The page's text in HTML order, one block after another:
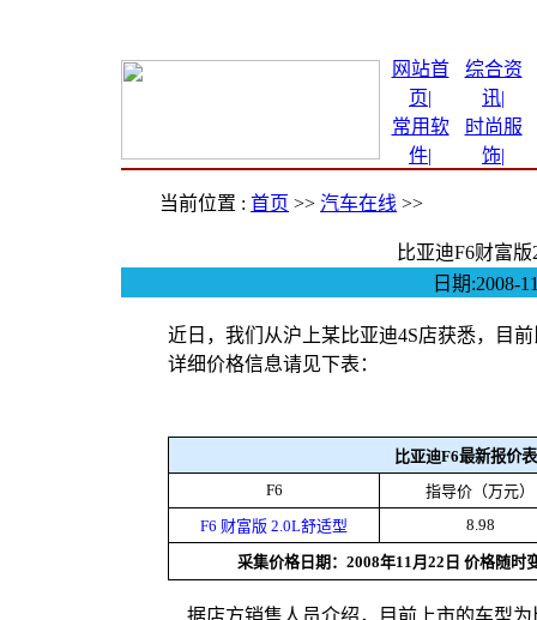
网站首
页|
综合资
讯|
常用软
件|
时尚服
饰|
当前位置 : 首页 >> 汽车在线 >>
比亚迪F6财富
日期
近日，我们从沪上某比亚迪4S店获悉，目
详细价格信息请见下表：
比亚迪F6最新报价表
F6
指导价（万元）
F6 财富版 2.0L舒适型
8.98
采集价格日期：2008年11月22日 价格随时
据店方销售人员介绍，目前上市的车型为